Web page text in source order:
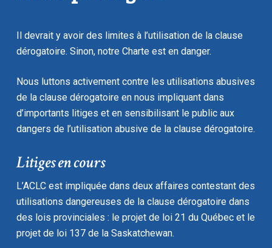
Il devrait y avoir des limites à l’utilisation de la clause
dérogatoire. Sinon, notre Charte est en danger.
Nous luttons activement contre les utilisations abusives
de la clause dérogatoire en nous impliquant dans
d’importants litiges et en sensibilisant le public aux
dangers de l’utilisation abusive de la clause dérogatoire.
Litiges en cours
L’ACLC est impliquée dans deux affaires contestant des
utilisations dangereuses de la clause dérogatoire dans
des lois provinciales : le projet de loi 21 du Québec et le
projet de loi 137 de la Saskatchewan.